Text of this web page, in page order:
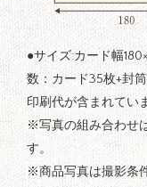
●サイズ:カード幅
数：カード35枚+封
印刷代が含まれてい
※写真の組み合わせ
す。
※商品写真は撮影条